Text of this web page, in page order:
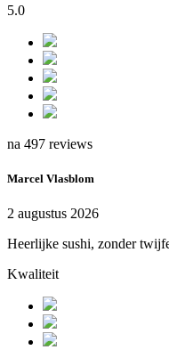
5.0
na 497 reviews
Marcel Vlasblom
2 augustus 2026
Heerlijke sushi, zonder
Kwaliteit